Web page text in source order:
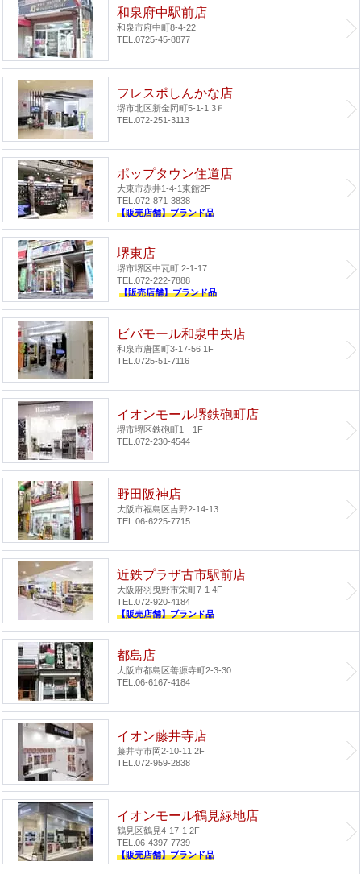
和泉府中駅前店
和泉市府中町8-4-22
TEL.0725-45-8877
フレスポしんかな店
堺市北区新金岡町5-1-1 3Ｆ
TEL.072-251-3113
ポップタウン住道店
大東市赤井1-4-1東館2F
TEL.072-871-3838
【販売店舗】ブランド品
堺東店
堺市堺区中瓦町 2-1-17
TEL.072-222-7888
【販売店舗】ブランド品
ビバモール和泉中央店
和泉市唐国町3-17-56 1F
TEL.0725-51-7116
イオンモール堺鉄砲町店
堺市堺区鉄砲町1 1F
TEL.072-230-4544
野田阪神店
大阪市福島区吉野2-14-13
TEL.06-6225-7715
近鉄プラザ古市駅前店
大阪府羽曳野市栄町7-1 4F
TEL.072-920-4184
【販売店舗】ブランド品
都島店
大阪市都島区善源寺町2-3-30
TEL.06-6167-4184
イオン藤井寺店
藤井寺市岡2-10-11 2F
TEL.072-959-2838
イオンモール鶴見緑地店
鶴見区鶴見4-17-1 2F
TEL.06-4397-7739
【販売店舗】ブランド品